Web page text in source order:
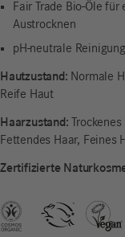
Fair Trade Bio-Öle
Austrocknen
pH-neutrale
Hautzustand: Normale
Reife Haut
Haarzustand:
Fettendes Haar, Feines
Zertifizierte